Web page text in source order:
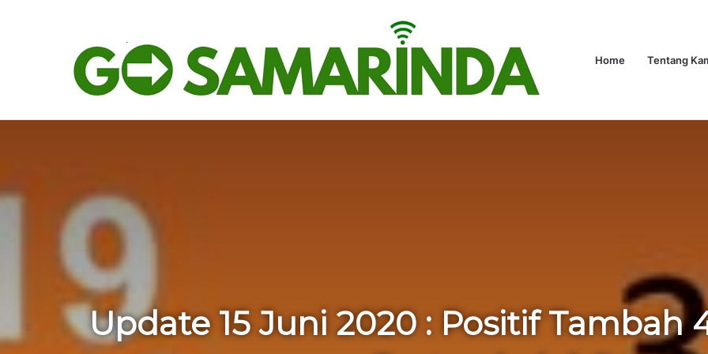
Home Tentang
Breaking News Koperasi Merah Putih Dipastikan Tak Bakal Matikan UMKM Beranda Lingkungan Hukum Politik Hiburan Advetorial Kaltim
Update 15 Juni 2020 : Positif Tambah